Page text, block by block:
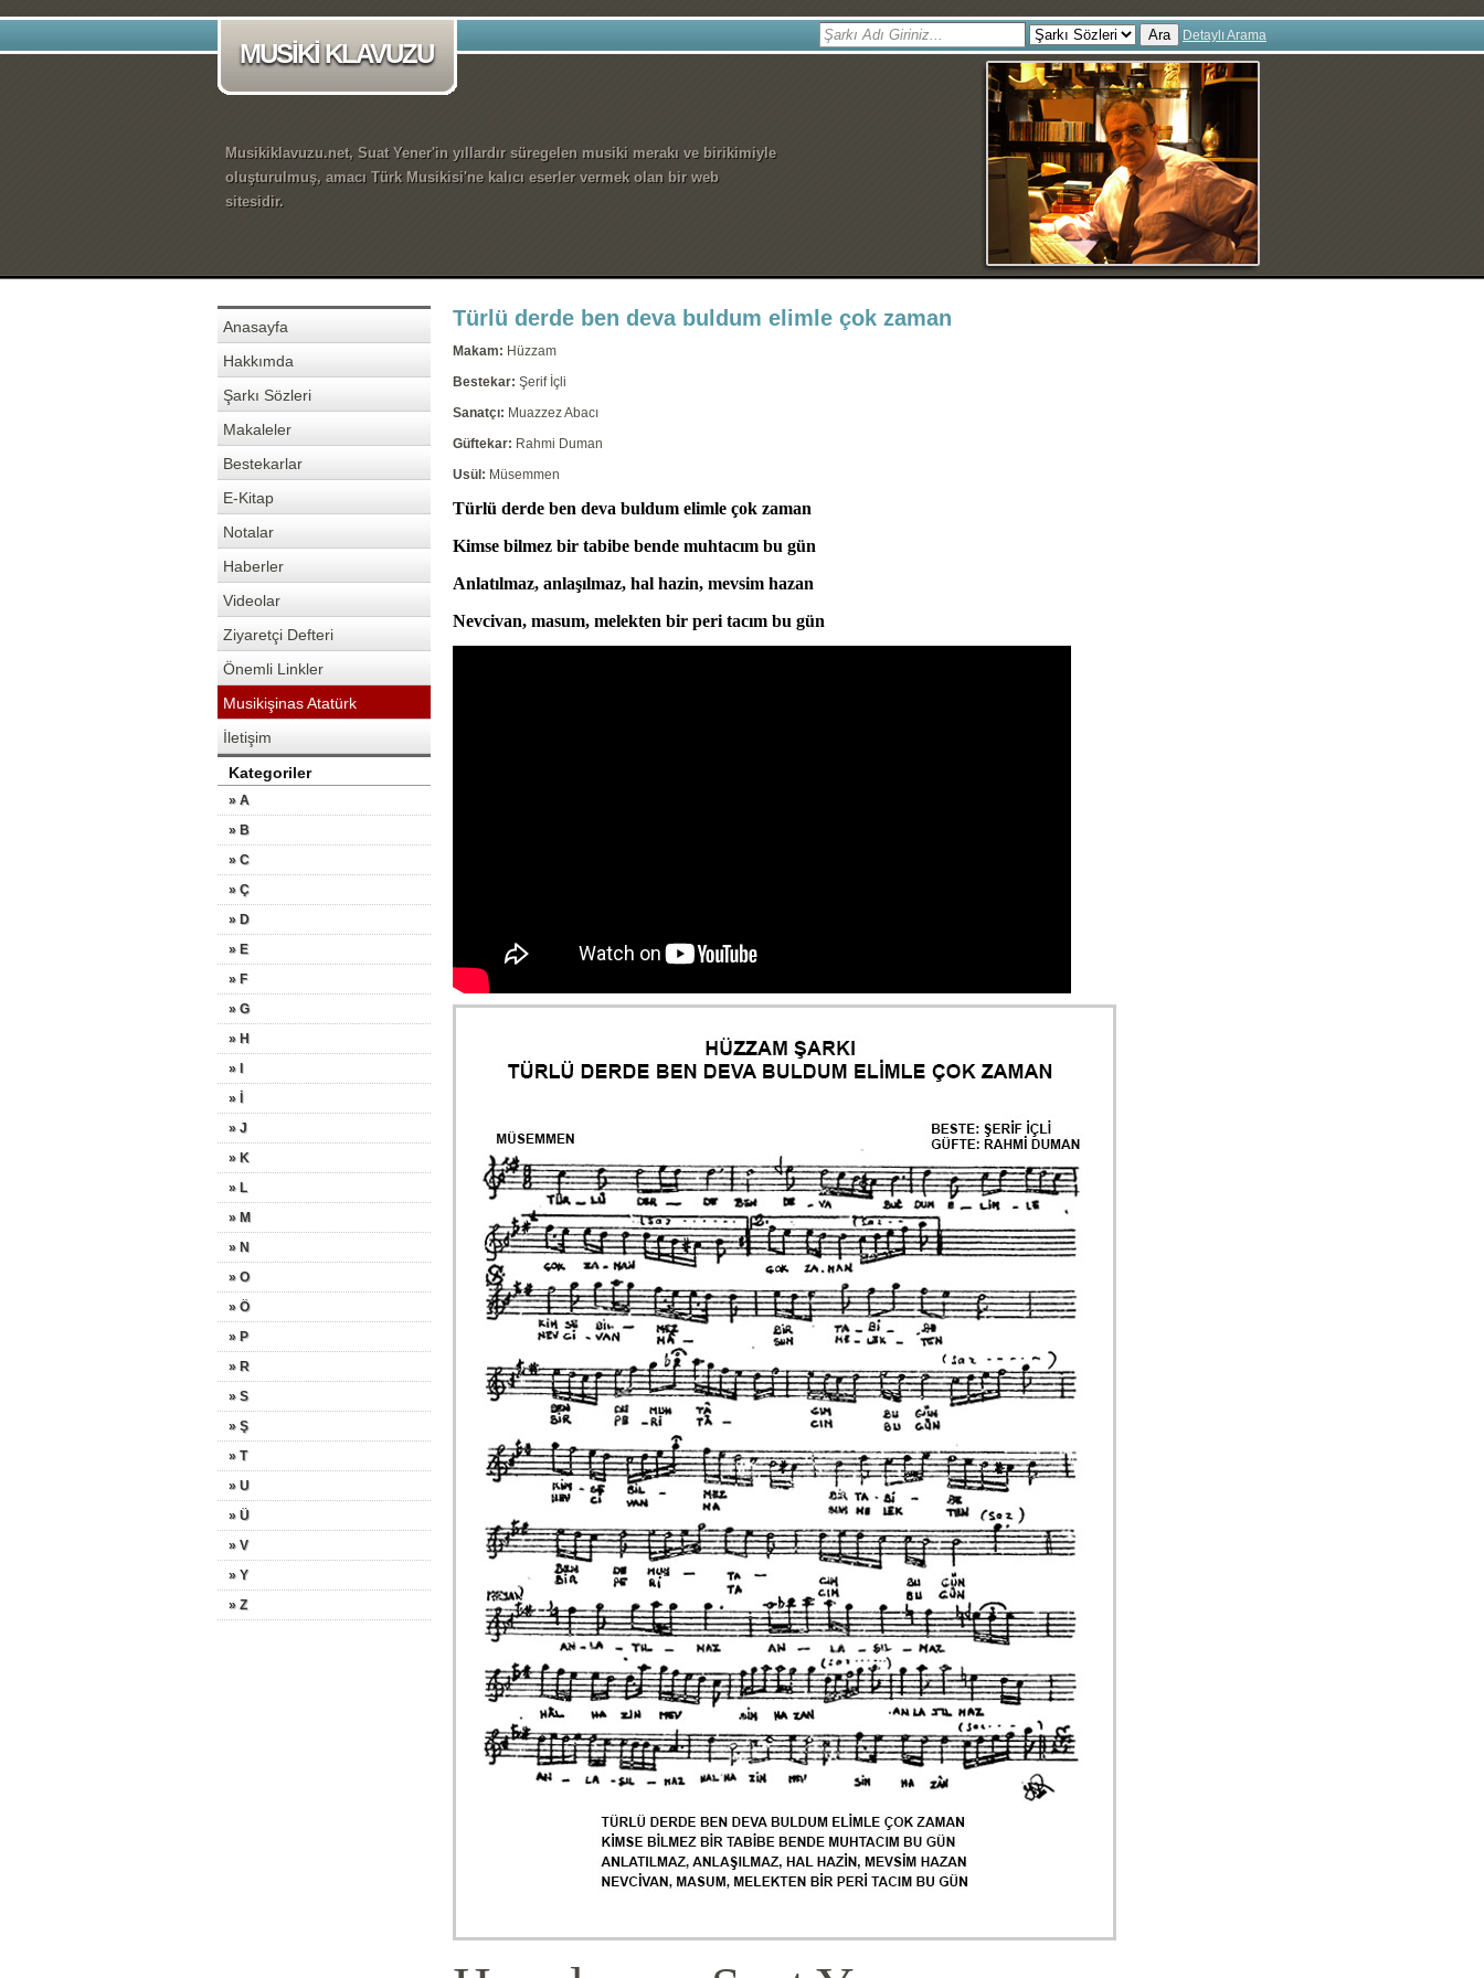
MUSİKİ KLAVUZU
Ara Detaylı Arama
Musikiklavuzu.net, Suat Yener'in yıllardır süregelen musiki merakı ve birikimiyle
oluşturulmuş, amacı Türk Musikisi'ne kalıcı eserler vermek olan bir web
sitesidir.
Anasayfa
Hakkımda
Şarkı Sözleri
Makaleler
Bestekarlar
E-Kitap
Notalar
Haberler
Videolar
Ziyaretçi Defteri
Önemli Linkler
Musikişinas Atatürk
İletişim
Kategoriler
» A
» B
» C
» Ç
» D
» E
» F
» G
» H
» I
» İ
» J
» K
» L
» M
» N
» O
» Ö
» P
» R
» S
» Ş
» T
» U
» Ü
» V
» Y
» Z
Türlü derde ben deva buldum elimle çok zaman
Makam: Hüzzam
Bestekar: Şerif İçli
Sanatçı: Muazzez Abacı
Güftekar: Rahmi Duman
Usül: Müsemmen
Türlü derde ben deva buldum elimle çok zaman
Kimse bilmez bir tabibe bende muhtacım bu gün
Anlatılmaz, anlaşılmaz, hal hazin, mevsim hazan
Nevcivan, masum, melekten bir peri tacım bu gün